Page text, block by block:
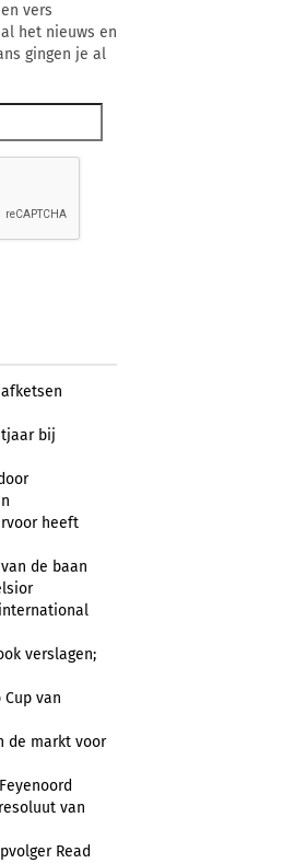
vers
het nieuws en
gingen je al
bij
heeft
de baan
verslagen;
van
de markt voor
van
Read